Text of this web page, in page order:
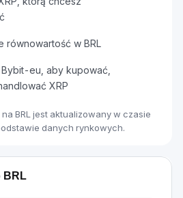
równowartość w BRL
eu, aby kupować,
XRP
na BRL jest aktualizowany w czasie
danych rynkowych.
BRL